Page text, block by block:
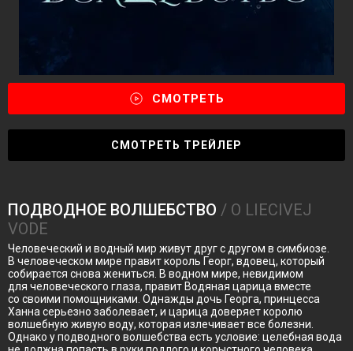
СМОТРЕТЬ
СМОТРЕТЬ ТРЕЙЛЕР
ПОДВОДНОЕ ВОЛШЕБСТВО / O LIECIVEJ
VODE
Человеческий и водный мир живут друг с другом в симбиозе.
В человеческом мире правит король Георг, вдовец, который
собирается снова жениться. В водном мире, невидимом
для человеческого глаза, правит Водяная царица вместе
со своими помощниками. Однажды дочь Георга, принцесса
Ханна серьезно заболевает, и царица доверяет королю
волшебную живую воду, которая излечивает все болезни.
Однако у подводного волшебства есть условие: целебная вода